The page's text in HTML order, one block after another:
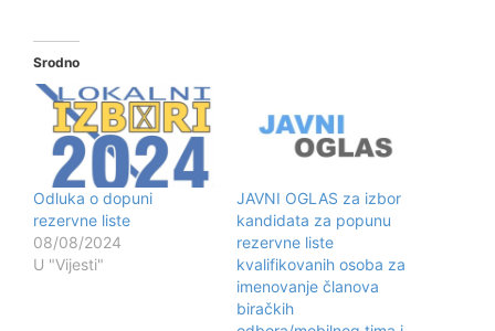
Srodno
Odluka o dopuni
rezervne liste
08/08/2024
U "Vijesti"
JAVNI OGLAS za izbor
kandidata za popunu
rezervne liste
kvalifikovanih osoba za
imenovanje članova
biračkih